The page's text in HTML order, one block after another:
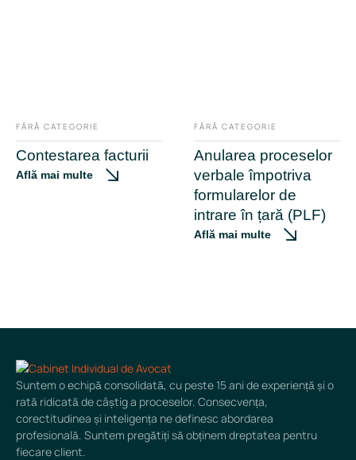
FĂRĂ CATEGORIE
Contestarea facturii
Află mai multe
FĂRĂ CATEGORIE
Anularea proceselor
verbale împotriva
formularelor de
intrare în țară (PLF)
Află mai multe
Suntem o echipă consolidată, cu peste 15 ani de experiență și o
rată ridicată de câștig a proceselor. Consecvența,
corectitudinea și inteligența ne definesc abordarea
profesională. Suntem pregătiți să obținem dreptatea pentru
fiecare client.